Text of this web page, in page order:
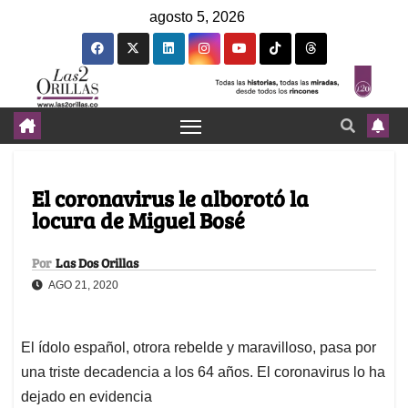
agosto 5, 2026
El coronavirus le alborotó la
locura de Miguel Bosé
Por Las Dos Orillas
AGO 21, 2020
El ídolo español, otrora rebelde y maravilloso, pasa por
una triste decadencia a los 64 años. El coronavirus lo ha
dejado en evidencia